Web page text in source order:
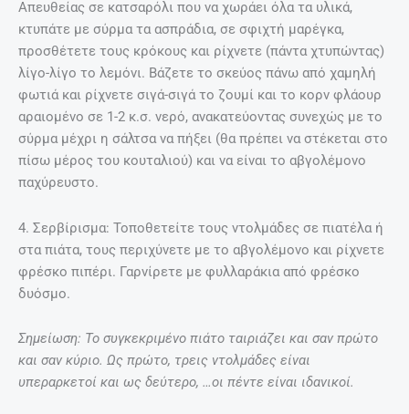
Απευθείας σε κατσαρόλι που να χωράει όλα τα υλικά,
κτυπάτε με σύρμα τα ασπράδια, σε σφιχτή μαρέγκα,
προσθέτετε τους κρόκους και ρίχνετε (πάντα χτυπώντας)
λίγο-λίγο το λεμόνι. Βάζετε το σκεύος πάνω από χαμηλή
φωτιά και ρίχνετε σιγά-σιγά το ζουμί και το κορν φλάουρ
αραιομένο σε 1-2 κ.σ. νερό, ανακατεύοντας συνεχώς με το
σύρμα μέχρι η σάλτσα να πήξει (θα πρέπει να στέκεται στο
πίσω μέρος του κουταλιού) και να είναι το αβγολέμονο
παχύρευστο.
4. Σερβίρισμα: Toποθετείτε τους ντολμάδες σε πιατέλα ή
στα πιάτα, τους περιχύνετε με το αβγολέμονο και ρίχνετε
φρέσκο πιπέρι. Γαρνίρετε με φυλλαράκια από φρέσκο
δυόσμο.
Σημείωση: Το συγκεκριμένο πιάτο ταιριάζει και σαν πρώτο
και σαν κύριο. Ως πρώτο, τρεις ντολμάδες είναι
υπεραρκετοί και ως δεύτερο, …οι πέντε είναι ιδανικοί.